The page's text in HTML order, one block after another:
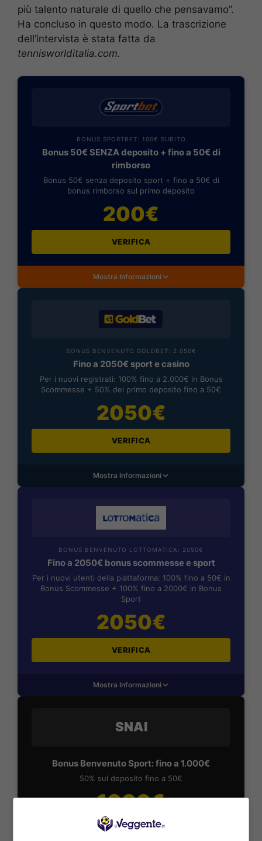
più talento naturale di quello che pensavamo”.
Ha concluso in questo modo. La trascrizione
dell’intervista è stata fatta da
tennisworlditalia.com.
BONUS SPORTBET: 100€ SUBITO
Bonus 50€ SENZA deposito + fino a 50€ di
rimborso
Bonus 50€ senza deposito sport + fino a 50€ di
bonus rimborso sul primo deposito
200€
VERIFICA
Mostra Informazioni
BONUS BENVENUTO GOLDBET: 2.050€
Fino a 2050€ sport e casino
Per i nuovi registrati: 100% fino a 2.000€ in Bonus
Scommesse + 50% del primo deposito fino a 50€
2050€
VERIFICA
Mostra Informazioni
BONUS BENVENUTO LOTTOMATICA: 2050€
Fino a 2050€ bonus scommesse e sport
Per i nuovi utenti della piattaforma: 100% fino a 50€ in
Bonus Scommesse + 100% fino a 2000€ in Bonus
Sport
2050€
VERIFICA
Mostra Informazioni
SNAI
Bonus Benvenuto Sport: fino a 1.000€
50% sul deposito fino a 50€
1000€
VERIFICA